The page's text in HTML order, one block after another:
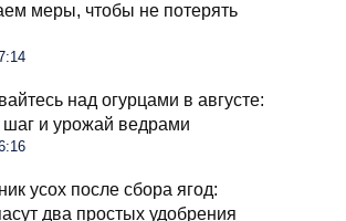
меры, чтобы не потерять
над огурцами в августе:
шаг и урожай ведрами
усох после сбора ягод:
два простых удобрения